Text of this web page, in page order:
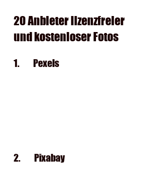
20 Anbieter lizenzfreier
und kostenloser Fotos
1. Pexels
2. Pixabay